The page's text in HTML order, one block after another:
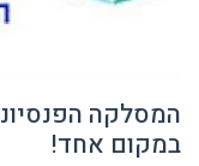
המסלקה
במקום אחד!